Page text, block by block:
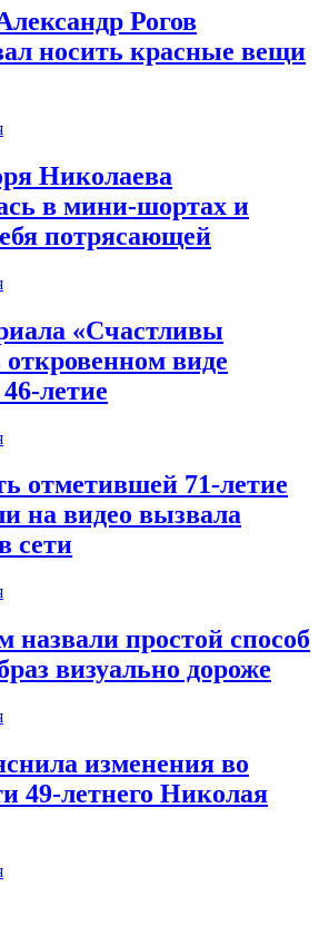
Рогов
носить красные вещи
Николаева
в мини-шортах и
потрясающей
«Счастливы
откровенном виде
летие
отметившей 71-летие
на видео вызвала
сети
назвали простой способ
визуально дороже
изменения во
49-летнего Николая